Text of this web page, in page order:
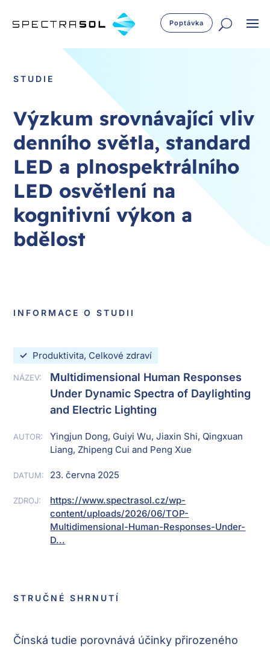
Poptávka
STUDIE
Výzkum srovnávající vliv
denního světla, standard
LED a plnospektrálního
LED osvětlení na
kognitivní výkon a
bdělost
INFORMACE O STUDII
✓ Produktivita, Celkové zdraví
NÁZEV:
Multidimensional Human Responses
Under Dynamic Spectra of Daylighting
and Electric Lighting
AUTOR:
Yingjun Dong, Guiyi Wu, Jiaxin Shi, Qingxuan
Liang, Zhipeng Cui and Peng Xue
DATUM: 23. června 2025
ZDROJ:
https://www.spectrasol.cz/wp-
content/uploads/2026/06/TOP-
Multidimensional-Human-Responses-Under-
D...
STRUČNÉ SHRNUTÍ
Čínská tudie porovnává účinky přirozeného